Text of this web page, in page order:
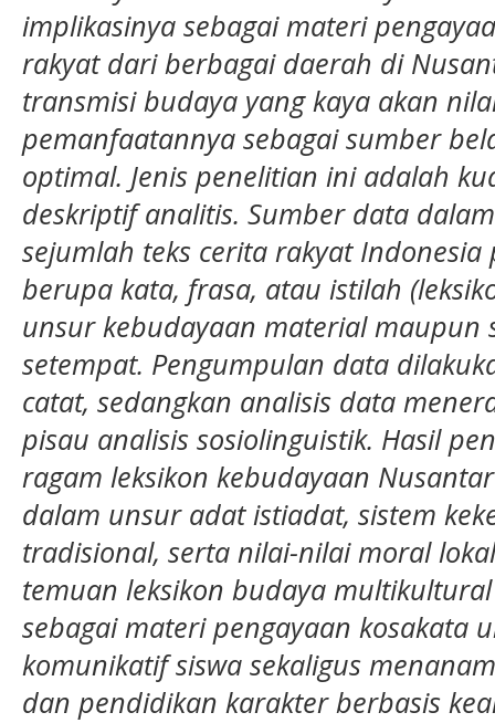
implikasinya sebagai materi
rakyat dari berbagai daerah di
transmisi budaya yang kaya akan
pemanfaatannya sebagai sumber
optimal. Jenis penelitian ini adalah
deskriptif analitis. Sumber data
sejumlah teks cerita rakyat
berupa kata, frasa, atau istilah
unsur kebudayaan material maupun
setempat. Pengumpulan data
catat, sedangkan analisis data
pisau analisis sosiolinguistik. Hasil
ragam leksikon kebudayaan
dalam unsur adat istiadat, sistem
tradisional, serta nilai-nilai moral
temuan leksikon budaya
sebagai materi pengayaan kosakata
komunikatif siswa sekaligus
dan pendidikan karakter berbasis